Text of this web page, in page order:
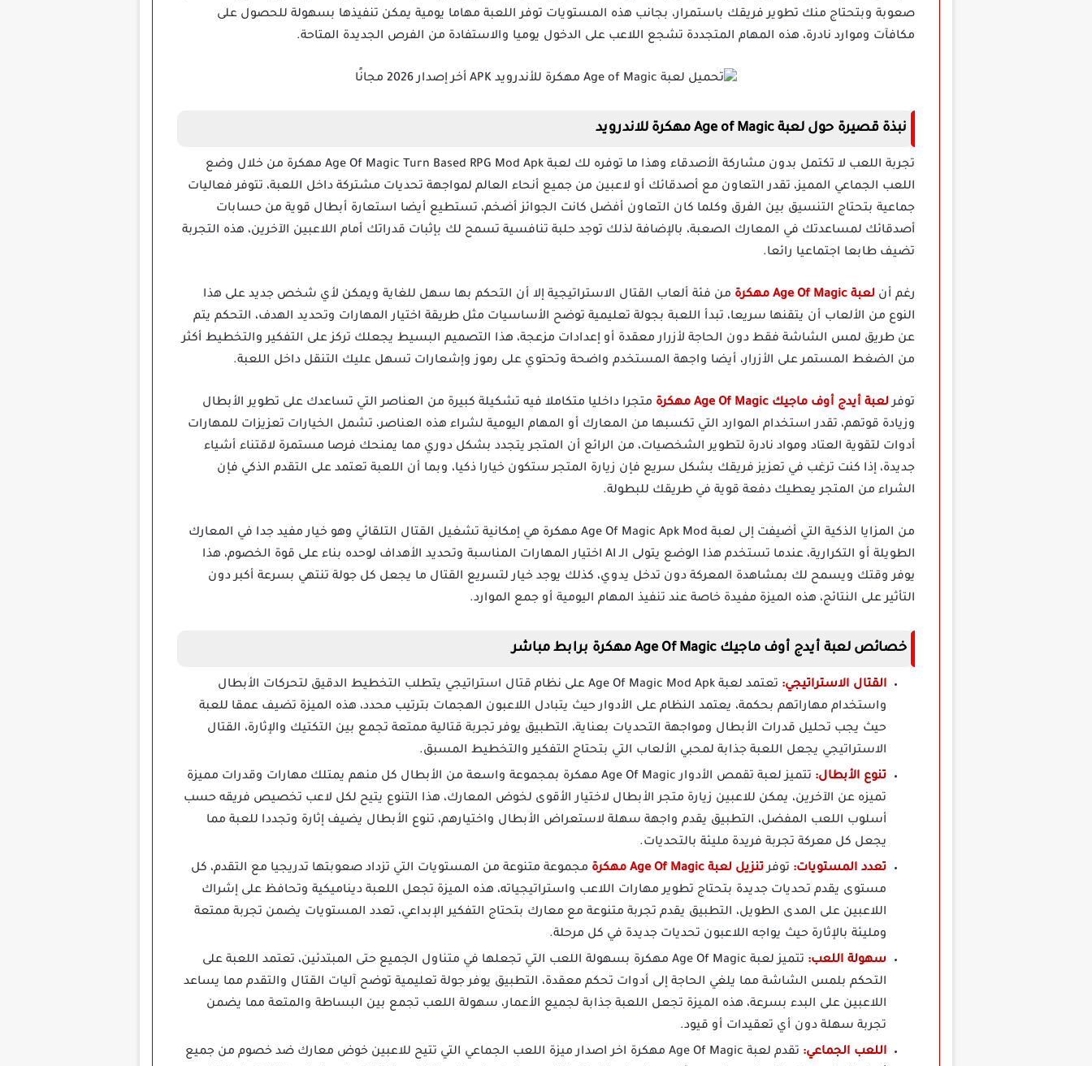
صعوبة وبتحتاج منك تطوير فريقك باستمرار، بجانب هذه المستويات توفر اللعبة مهاما يومية يمكن تنفيذها بسهولة للحصول على
مكافآت وموارد نادرة، هذه المهام المتجددة تشجع اللاعب على الدخول يوميا والاستفادة من الفرص الجديدة المتاحة.
نبذة قصيرة حول لعبة Age of Magic مهكرة للاندرويد
تجربة اللعب لا تكتمل بدون مشاركة الأصدقاء وهذا ما توفره لك لعبة Age Of Magic Turn Based RPG Mod Apk مهكرة من خلال وضع
اللعب الجماعي المميز، تقدر التعاون مع أصدقائك أو لاعبين من جميع أنحاء العالم لمواجهة تحديات مشتركة داخل اللعبة، تتوفر فعاليات
جماعية بتحتاج التنسيق بين الفرق وكلما كان التعاون أفضل كانت الجوائز أضخم، تستطيع أيضا استعارة أبطال قوية من حسابات
أصدقائك لمساعدتك في المعارك الصعبة، بالإضافة لذلك توجد حلبة تنافسية تسمح لك بإثبات قدراتك أمام اللاعبين الآخرين، هذه التجربة
تضيف طابعا اجتماعيا رائعا.
رغم أن لعبة Age Of Magic مهكرة
من فئة ألعاب القتال الاستراتيجية إلا أن التحكم بها سهل للغاية ويمكن لأي شخص جديد على هذا
النوع من الألعاب أن يتقنها سريعا، تبدأ اللعبة بجولة تعليمية توضح الأساسيات مثل طريقة اختيار المهارات وتحديد الهدف، التحكم يتم
عن طريق لمس الشاشة فقط دون الحاجة لأزرار معقدة أو إعدادات مزعجة، هذا التصميم البسيط يجعلك تركز على التفكير والتخطيط أكثر
من الضغط المستمر على الأزرار، أيضا واجهة المستخدم واضحة وتحتوي على رموز وإشعارات تسهل عليك التنقل داخل اللعبة.
توفرلعبة أيدج أوف ماجيك Age Of Magic مهكرة
متجرا داخليا متكاملا فيه تشكيلة كبيرة من العناصر التي تساعدك على تطوير الأبطال
وزيادة قوتهم، تقدر استخدام الموارد التي تكسبها من المعارك أو المهام اليومية لشراء هذه العناصر، تشمل الخيارات تعزيزات للمهارات
أدوات لتقوية العتاد ومواد نادرة لتطوير الشخصيات، من الرائع أن المتجر يتجدد بشكل دوري مما يمنحك فرصا مستمرة لاقتناء أشياء
جديدة، إذا كنت ترغب في تعزيز فريقك بشكل سريع فإن زيارة المتجر ستكون خيارا ذكيا، وبما أن اللعبة تعتمد على التقدم الذكي فإن
الشراء من المتجر يعطيك دفعة قوية في طريقك للبطولة.
من المزايا الذكية التي أضيفت إلى لعبة Age Of Magic Apk Mod مهكرة هي إمكانية تشغيل القتال التلقائي وهو خيار مفيد جدا في المعارك
الطويلة أو التكرارية، عندما تستخدم هذا الوضع يتولى الـ AI اختيار المهارات المناسبة وتحديد الأهداف لوحده بناء على قوة الخصوم، هذا
يوفر وقتك ويسمح لك بمشاهدة المعركة دون تدخل يدوي، كذلك يوجد خيار لتسريع القتال ما يجعل كل جولة تنتهي بسرعة أكبر دون
التأثير على النتائج، هذه الميزة مفيدة خاصة عند تنفيذ المهام اليومية أو جمع الموارد.
خصائص لعبة أيدج أوف ماجيك Age Of Magic مهكرة برابط مباشر
القتال الاستراتيجي:
تعتمد لعبة Age Of Magic Mod Apk على نظام قتال استراتيجي يتطلب التخطيط الدقيق لتحركات الأبطال
واستخدام مهاراتهم بحكمة، يعتمد النظام على الأدوار حيث يتبادل اللاعبون الهجمات بترتيب محدد، هذه الميزة تضيف عمقا للعبة
حيث يجب تحليل قدرات الأبطال ومواجهة التحديات بعناية، التطبيق يوفر تجربة قتالية ممتعة تجمع بين التكتيك والإثارة، القتال
الاستراتيجي يجعل اللعبة جذابة لمحبي الألعاب التي بتحتاج التفكير والتخطيط المسبق.
تنوع الأبطال:
تتميز لعبة تقمص الأدوار Age Of Magic مهكرة بمجموعة واسعة من الأبطال كل منهم يمتلك مهارات وقدرات مميزة
تميزه عن الآخرين، يمكن للاعبين زيارة متجر الأبطال لاختيار الأقوى لخوض المعارك، هذا التنوع يتيح لكل لاعب تخصيص فريقه حسب
أسلوب اللعب المفضل، التطبيق يقدم واجهة سهلة لاستعراض الأبطال واختيارهم، تنوع الأبطال يضيف إثارة وتجددا للعبة مما
يجعل كل معركة تجربة فريدة مليئة بالتحديات.
تعدد المستويات: توفرتنزيل لعبة Age Of Magic مهكرة
مجموعة متنوعة من المستويات التي تزداد صعوبتها تدريجيا مع التقدم، كل
مستوى يقدم تحديات جديدة بتحتاج تطوير مهارات اللاعب واستراتيجياته، هذه الميزة تجعل اللعبة ديناميكية وتحافظ على إشراك
اللاعبين على المدى الطويل، التطبيق يقدم تجربة متنوعة مع معارك بتحتاج التفكير الإبداعي، تعدد المستويات يضمن تجربة ممتعة
ومليئة بالإثارة حيث يواجه اللاعبون تحديات جديدة في كل مرحلة.
سهولة اللعب:
تتميز لعبة Age Of Magic مهكرة بسهولة اللعب التي تجعلها في متناول الجميع حتى المبتدئين، تعتمد اللعبة على
التحكم بلمس الشاشة مما يلغي الحاجة إلى أدوات تحكم معقدة، التطبيق يوفر جولة تعليمية توضح آليات القتال والتقدم مما يساعد
اللاعبين على البدء بسرعة، هذه الميزة تجعل اللعبة جذابة لجميع الأعمار، سهولة اللعب تجمع بين البساطة والمتعة مما يضمن
تجربة سهلة دون أي تعقيدات أو قيود.
اللعب الجماعي:
تقدم لعبة Age Of Magic مهكرة اخر اصدار ميزة اللعب الجماعي التي تتيح للاعبين خوض معارك ضد خصوم من جميع